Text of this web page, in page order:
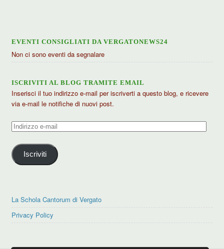
EVENTI CONSIGLIATI DA VERGATONEWS24
Non ci sono eventi da segnalare
ISCRIVITI AL BLOG TRAMITE EMAIL
Inserisci il tuo indirizzo e-mail per iscriverti a questo blog, e ricevere
via e-mail le notifiche di nuovi post.
Indirizzo
mail
Iscriviti
La Schola Cantorum di Vergato
Privacy Policy